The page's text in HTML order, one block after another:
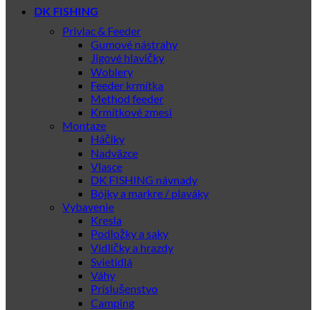
DK FISHING
Privlac & Feeder
Gumové nástrahy
Jigové hlavičky
Woblery
Feeder krmítka
Method feeder
Krmítkové zmesi
Montaze
Háčiky
Nadväzce
Vlasce
DK FISHING návnady
Bójky a markre / plaváky
Vybavenie
Kresla
Podložky a saky
Vidličky a hrazdy
Svietidlá
Váhy
Príslušenstvo
Camping